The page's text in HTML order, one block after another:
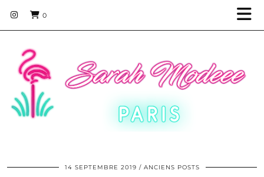
0
14 SEPTEMBRE 2019 ANCIENS POSTS